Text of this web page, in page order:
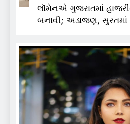
લૉમેનએ ગુજરાતમાં
બનાવી; અડાજણ, સુરતમાં